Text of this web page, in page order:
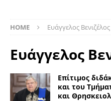
HOME Ευάγγελος Βενιζέλος
Ευάγγελος
Επίτιμος
και του
και